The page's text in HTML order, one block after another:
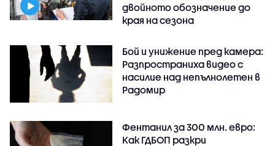
двойното обозначение до
края на сезона
Бой и унижение пред камера:
Разпространиха видео с
насилие над непълнолетен в
Радомир
Фентанил за 300 млн. евро:
Как ГДБОП разкри